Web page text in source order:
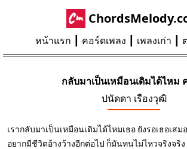
หน้าแรก คอร์ดเพลง เพลงเก่า
กลับมาเป็นเหมือนเดิมได้ไหม
ปนัดดา เรืองวุฒิ
เรากลับมาเป็นเหมือนเดิมได้ไหมเธอ ยังรอเธอเส
อยากมีชีวิตอ้างว้างอีกต่อไป ก็มันทนไม่ไหวจริงจริง